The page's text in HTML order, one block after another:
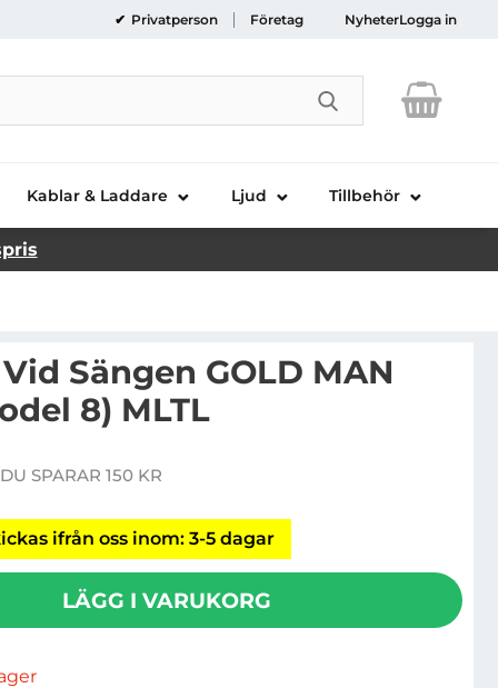
Privatperson Företag NyheterLogga in
Genomför
Kablar & Laddare Ljud Tillbehör
Sängen GOLD MAN
8) MLTL
pris
DU SPARAR 150 KR
ifrån oss inom: 3-5 dagar
LÄGG I VARUKORG